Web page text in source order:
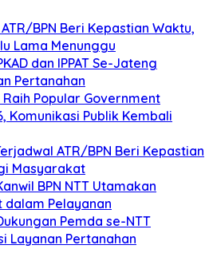
BPN Beri Kepastian Waktu,
Lama Menunggu
dan IPPAT Se-Jateng
Pertanahan
Popular Government
Komunikasi Publik Kembali
ATR/BPN Beri Kepastian
Masyarakat
BPN NTT Utamakan
Pelayanan
Pemda se-NTT
Layanan Pertanahan